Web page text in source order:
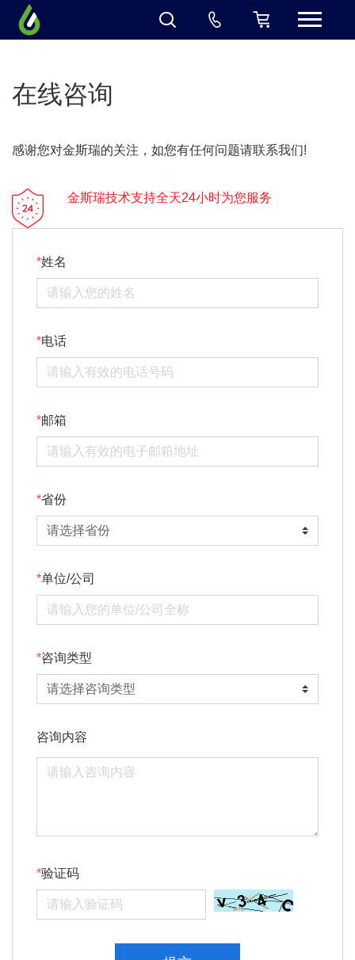
在线咨询
感谢您对金斯瑞的关注，如您有任何问题请联系我们!
金斯瑞技术支持全天24小时为您服务
姓名
电话
邮箱
省份
单位/公司
咨询类型
咨询内容
验证码